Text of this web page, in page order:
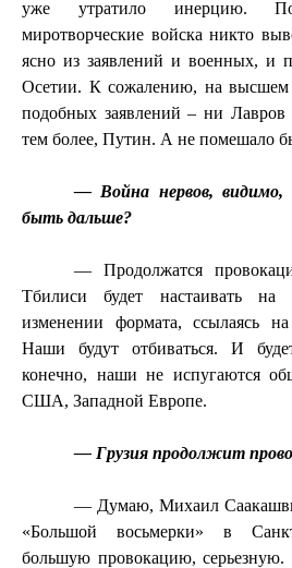
уже утратило инерцию.
миротворческие войска никто
ясно из заявлений и военных, и
Осетии. К сожалению, на
подобных заявлений – ни Лавров
тем более, Путин. А не помешало
— Война нервов,
быть дальше?
— Продолжатся
Тбилиси будет настаивать на
изменении формата, ссылаясь
Наши будут отбиваться. И
конечно, наши не испугаются
США, Западной Европе.
— Грузия продолжит
— Думаю, Михаил
«Большой восьмерки» в
большую провокацию,